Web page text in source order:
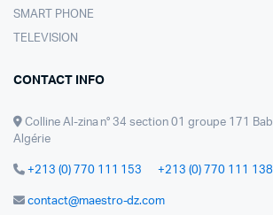
SMART PHONE
TELEVISION
CONTACT INFO
Colline Al-zina n° 34 section 01 groupe 171
Algérie
+213 (0) 770 111 153 +213 (0) 770 111 138
contact@maestro-dz.com